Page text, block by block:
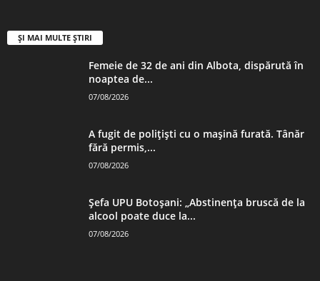
ȘI MAI MULTE ȘTIRI
Femeie de 32 de ani din Albota, dispărută în
noaptea de...
07/08/2026
A fugit de polițiști cu o mașină furată. Tânăr
fără permis,...
07/08/2026
Șefa UPU Botoșani: „Abstinența bruscă de la
alcool poate duce la...
07/08/2026